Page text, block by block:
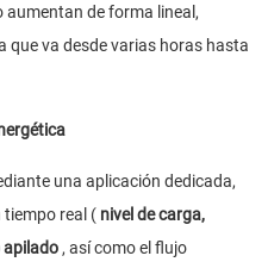
aumentan de forma lineal,
va desde varias horas hasta
una aplicación dedicada,
tiempo real ( nivel de carga,
apilado , así como el flujo